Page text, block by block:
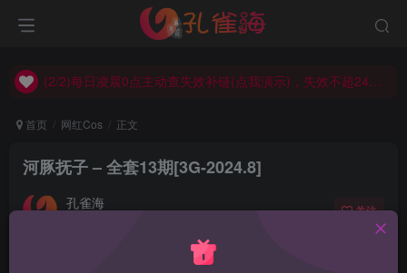
(2/2)每日凌晨0点主动查失效补链(点我演示)，失效不超24小时，
(2/2)每日凌晨0点主动查失效补链(点我演示)，失效不超24小时，
首页 网红Cos 正文
河豚抚子 – 全套13期[3G-2024.8]
孔雀海 关注